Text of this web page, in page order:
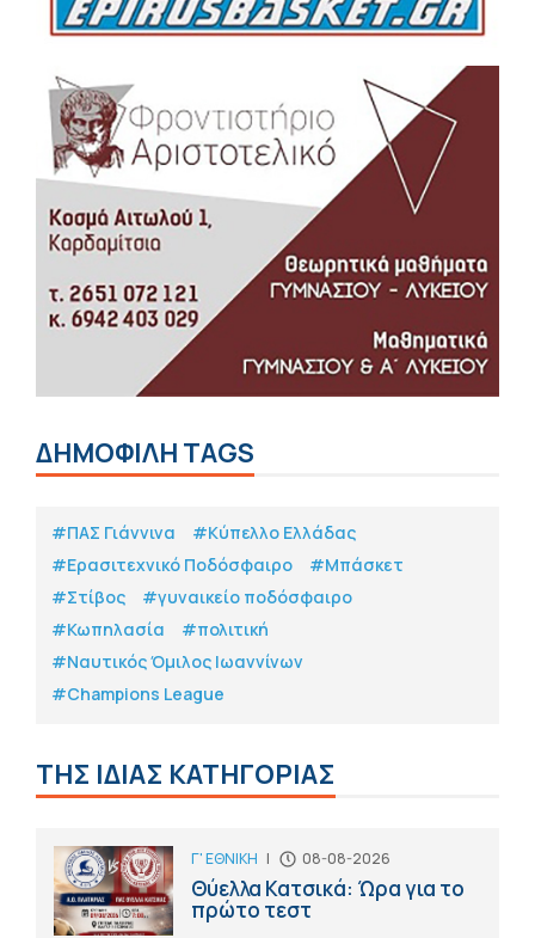
ΔΗΜΟΦΙΛΗ TAGS
#ΠΑΣ Γιάννινα
#Κύπελλο Ελλάδας
#Eρασιτεχνικό Ποδόσφαιρο
#Μπάσκετ
#Στίβος
#γυναικείο ποδόσφαιρο
#Κωπηλασία
#πολιτική
#Ναυτικός Όμιλος Ιωαννίνων
#Champions League
ΤΗΣ ΙΔΙΑΣ ΚΑΤΗΓΟΡΙΑΣ
Γ' ΕΘΝΙΚΗ | 08-08-2026
Θύελλα Κατσικά: Ώρα για το
πρώτο τεστ